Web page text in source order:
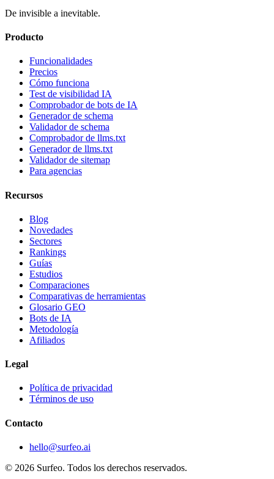
De invisible a inevitable.
Producto
Funcionalidades
Precios
Cómo funciona
Test de visibilidad IA
Comprobador de bots de IA
Generador de schema
Validador de schema
Comprobador de llms.txt
Generador de llms.txt
Validador de sitemap
Para agencias
Recursos
Blog
Novedades
Sectores
Rankings
Guías
Estudios
Comparaciones
Comparativas de herramientas
Glosario GEO
Bots de IA
Metodología
Afiliados
Legal
Política de privacidad
Términos de uso
Contacto
hello@surfeo.ai
© 2026 Surfeo. Todos los derechos reservados.